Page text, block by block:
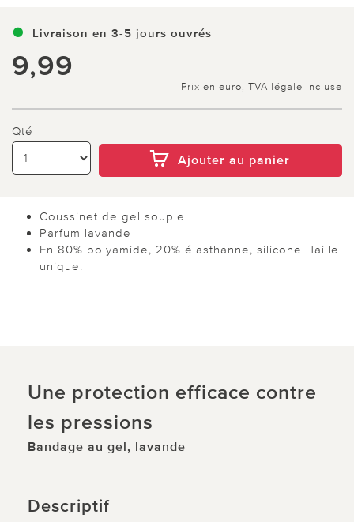
Livraison en 3-5 jours ouvrés
9,99
Prix en euro, TVA légale incluse
Qté
Ajouter au panier
Coussinet de gel souple
Parfum lavande
En 80% polyamide, 20% élasthanne, silicone. Taille
unique.
Une protection efficace contre
les pressions
Bandage au gel, lavande
Descriptif